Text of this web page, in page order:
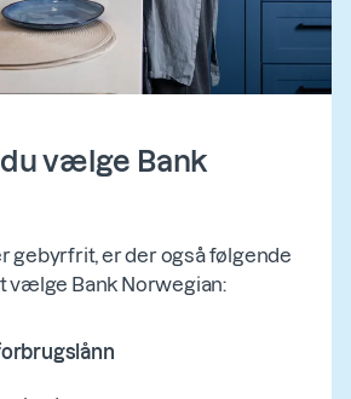
vælge Bank
gebyrfrit, er der også følgende
vælge Bank Norwegian: